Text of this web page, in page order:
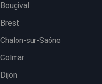
Bougival
Brest
Chalon-sur-Saône
Colmar
Dijon